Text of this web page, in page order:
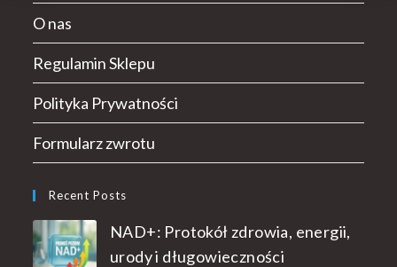
O nas
Regulamin Sklepu
Polityka Prywatności
Formularz zwrotu
Recent Posts
NAD+: Protokół zdrowia, energii,
urody i długowieczności